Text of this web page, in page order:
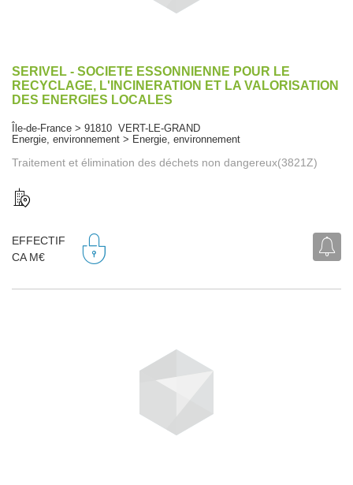
SERIVEL - SOCIETE ESSONNIENNE POUR LE
RECYCLAGE, L'INCINERATION ET LA VALORISATION
DES ENERGIES LOCALES
Île-de-France > 91810 VERT-LE-GRAND
Energie, environnement > Energie, environnement
Traitement et élimination des déchets non dangereux(3821Z)
EFFECTIF
CA M€